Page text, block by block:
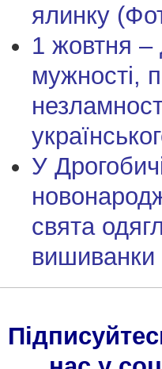
ялинку
1 жовтня –
мужності,
У
свята
вишиванки